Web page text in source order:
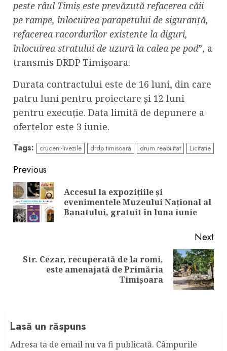
peste râul Timiș este prevăzută refacerea căii
pe rampe, înlocuirea parapetului de siguranță,
refacerea racordurilor existente la diguri,
înlocuirea stratului de uzură la calea pe pod”, a
transmis DRDP Timișoara.
Durata contractului este de 16 luni, din care
patru luni pentru proiectare și 12 luni
pentru execuție. Data limită de depunere a
ofertelor este 3 iunie.
Tags: cruceni-livezile drdp timisoara drum reabilitat Licitatie
Continue
Reading
Previous
Accesul la expozițiile și
evenimentele Muzeului Național al
Banatului, gratuit în luna iunie
Next
Next
Str. Cezar, recuperată de la romi,
este amenajată de Primăria
Timișoara
Lasă un răspuns
Adresa ta de email nu va fi publicată. Câmpurile